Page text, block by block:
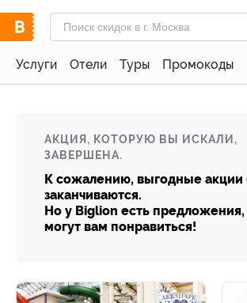
Услуги Отели Туры Промокоды
АКЦИЯ, КОТОРУЮ ВЫ ИСКАЛИ,
ЗАВЕРШЕНА.
К сожалению, выгодные акции
заканчиваются.
Но у Biglion есть
могут вам понравиться!